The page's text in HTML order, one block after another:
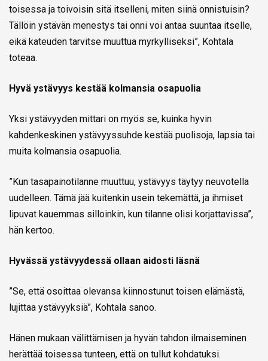
toisessa ja toivoisin sitä itselleni, miten siinä onnistuisin?
Tällöin ystävän menestys tai onni voi antaa suuntaa itselle,
eikä kateuden tarvitse muuttua myrkylliseksi”, Kohtala
toteaa.
Hyvä ystävyys kestää kolmansia osapuolia
Yksi ystävyyden mittari on myös se, kuinka hyvin
kahdenkeskinen ystävyyssuhde kestää puolisoja, lapsia tai
muita kolmansia osapuolia.
”Kun tasapainotilanne muuttuu, ystävyys täytyy neuvotella
uudelleen. Tämä jää kuitenkin usein tekemättä, ja ihmiset
lipuvat kauemmas silloinkin, kun tilanne olisi korjattavissa”,
hän kertoo.
Hyvässä ystävyydessä ollaan aidosti läsnä
”Se, että osoittaa olevansa kiinnostunut toisen elämästä,
lujittaa ystävyyksiä”, Kohtala sanoo.
Hänen mukaan välittämisen ja hyvän tahdon ilmaiseminen
herättää toisessa tunteen, että on tullut kohdatuksi.